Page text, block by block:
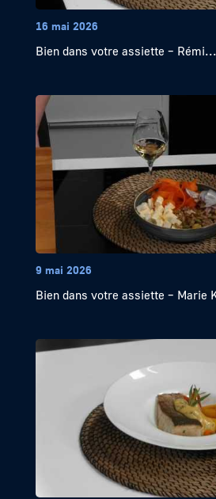
16 mai 2026
Bien dans votre assiette – Rémi...
9 mai 2026
Bien dans votre assiette – Marie